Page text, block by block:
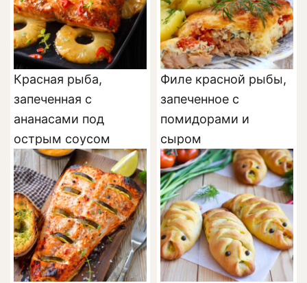
Красная рыба,
запеченная с
ананасами под
острым соусом
Филе красной рыбы,
запеченное с
помидорами и
сыром